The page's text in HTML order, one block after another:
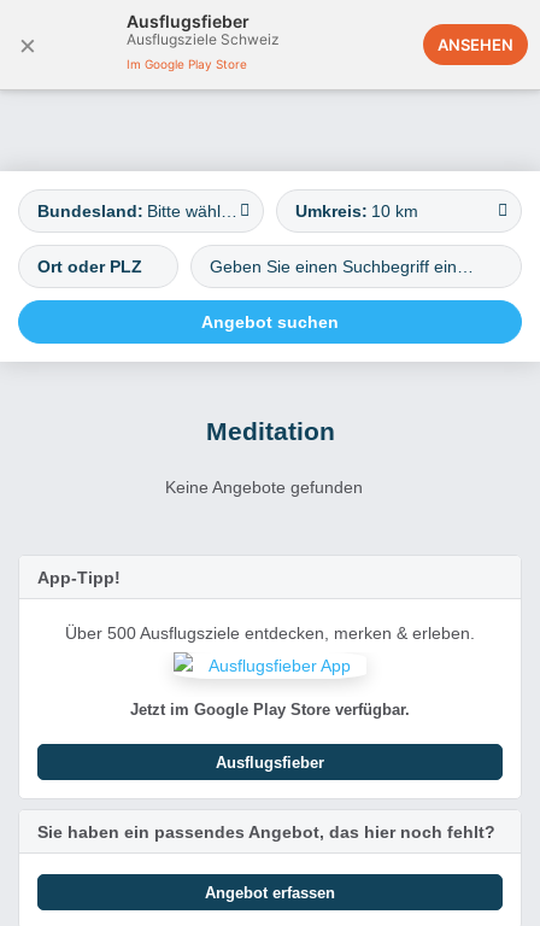
×
Ausflugsfieber
Ausflugsziele Schweiz
Im Google Play Store
ANSEHEN
Deutschland
Bundesland: Umkreis: 10 km
Meditation
Keine Angebote gefunden
App-Tipp!
Über 500 Ausflugsziele entdecken, merken & erleben.
Jetzt im Google Play Store verfügbar.
Ausflugsfieber
Sie haben ein passendes Angebot, das hier noch fehlt?
Angebot erfassen